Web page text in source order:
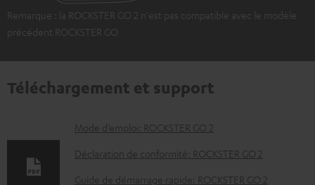
Remarque : la ROCKSTER GO 2 n'est pas compatible avec le modèle
précédent ROCKSTER GO
Téléchargement et support
D
o
Mode d’emploi: ROCKSTER GO 2
Déclaration de conformité: ROCKSTER GO 2
Guide de démarrage rapide: ROCKSTER GO 2